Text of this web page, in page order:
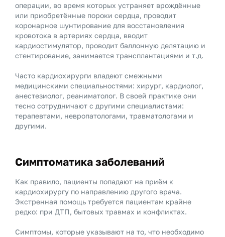
операции, во время которых устраняет врождённые
или приобретённые пороки сердца, проводит
коронарное шунтирование для восстановления
кровотока в артериях сердца, вводит
кардиостимулятор, проводит баллонную делятацию и
стентирование, занимается трансплантациями и т.д.
Часто кардиохирурги владеют смежными
медицинскими специальностями: хирург, кардиолог,
анестезиолог, реаниматолог. В своей практике они
тесно сотрудничают с другими специалистами:
терапевтами, невропатологами, травматологами и
другими.
Симптоматика заболеваний
Как правило, пациенты попадают на приём к
кардиохирургу по направлению другого врача.
Экстренная помощь требуется пациентам крайне
редко: при ДТП, бытовых травмах и конфликтах.
Симптомы, которые указывают на то, что необходимо